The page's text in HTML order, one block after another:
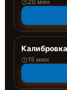
20 мин
15 мин